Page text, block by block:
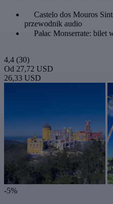
Castelo dos Mouros
przewodnik audio
Pałac Monserrate: bilet
4,4 (30)
Od 27,72 USD
26,33 USD
-5%